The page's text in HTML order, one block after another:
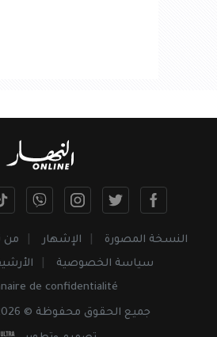
النسخة المصورة الإشهار من
سياسة الخصوصية
de confidentialité
جميع الحقوق محفوظة © 2026 النهار أونلاين